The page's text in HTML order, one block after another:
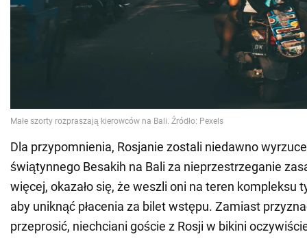
Dla przypomnienia, Rosjanie zostali niedawno
świątynnego Besakih na Bali za nieprzestrzeganie
więcej, okazało się, że weszli oni na teren kompleksu
aby uniknąć płacenia za bilet wstępu. Zamiast
przeprosić, niechciani goście z Rosji w bikini